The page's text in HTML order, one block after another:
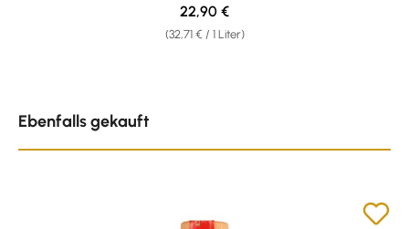
(32,71 € / 1 Liter)
Regulärer Preis:
22,90 €
Ebenfalls gekauft